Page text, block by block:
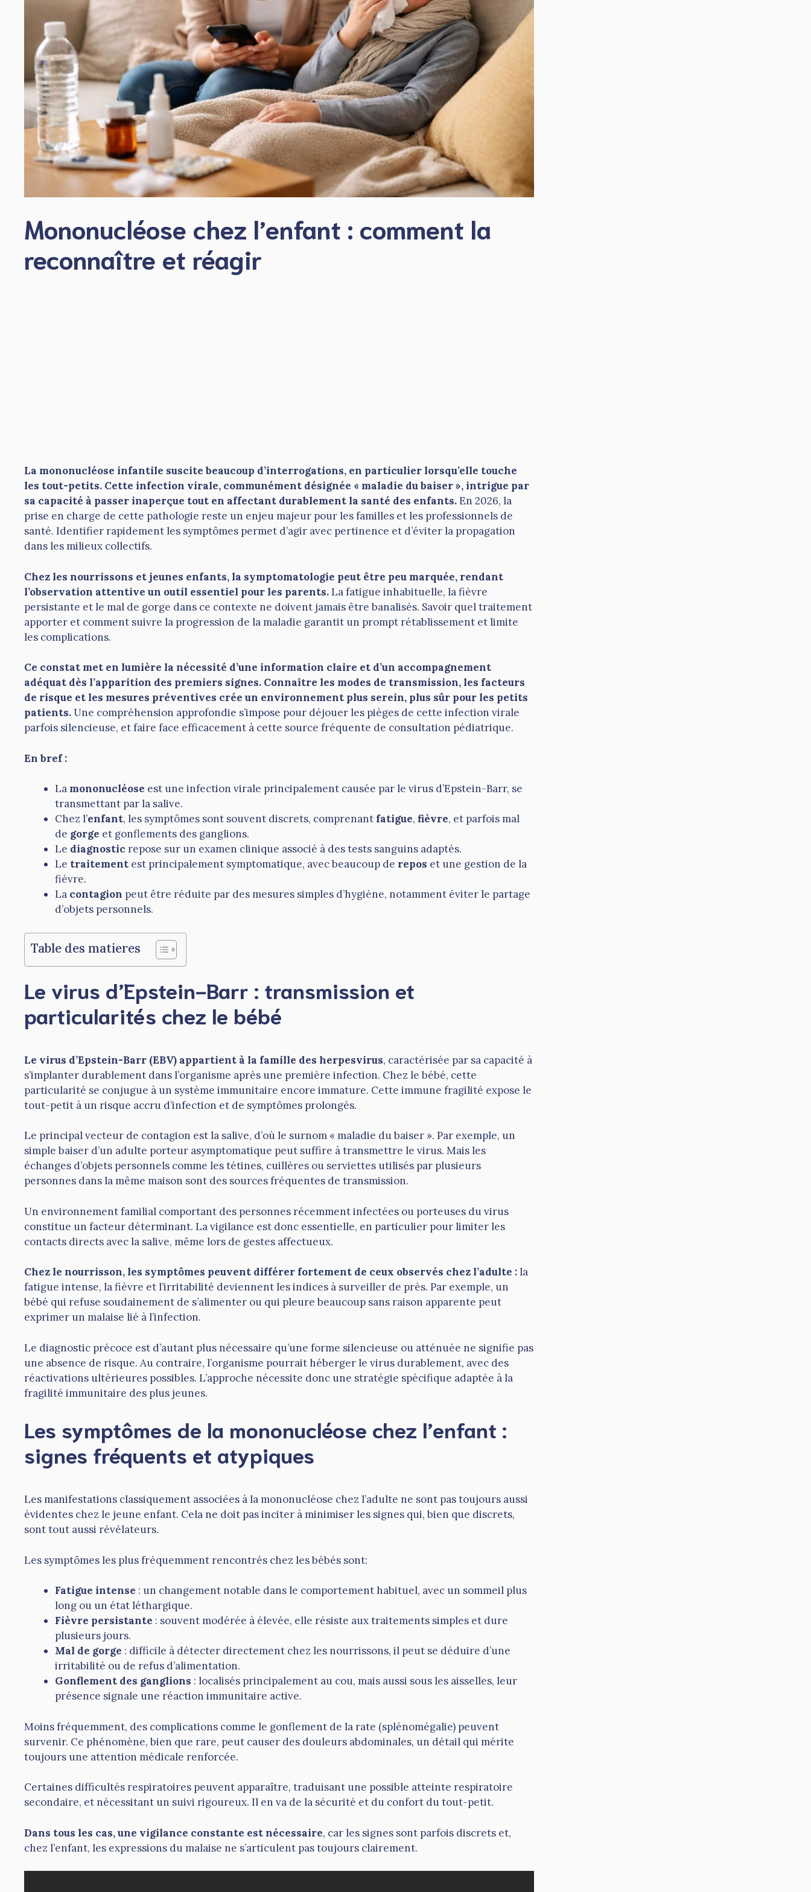
Mononucléose chez l’enfant : comment la
reconnaître et réagir
La mononucléose infantile suscite beaucoup d’interrogations, en particulier lorsqu’elle touche
les tout-petits. Cette infection virale, communément désignée « maladie du baiser », intrigue par
sa capacité à passer inaperçue tout en affectant durablement la santé des enfants.En 2026, la
prise en charge de cette pathologie reste un enjeu majeur pour les familles et les professionnels de
santé. Identifier rapidement les symptômes permet d’agir avec pertinence et d’éviter la propagation
dans les milieux collectifs.
Chez les nourrissons et jeunes enfants, la symptomatologie peut être peu marquée, rendant
l’observation attentive un outil essentiel pour les parents.La fatigue inhabituelle, la fièvre
persistante et le mal de gorge dans ce contexte ne doivent jamais être banalisés. Savoir quel traitement
apporter et comment suivre la progression de la maladie garantit un prompt rétablissement et limite
les complications.
Ce constat met en lumière la nécessité d’une information claire et d’un accompagnement
adéquat dès l’apparition des premiers signes. Connaître les modes de transmission, les facteurs
de risque et les mesures préventives crée un environnement plus serein, plus sûr pour les petits
patients.Une compréhension approfondie s’impose pour déjouer les pièges de cette infection virale
parfois silencieuse, et faire face efficacement à cette source fréquente de consultation pédiatrique.
En bref :
La mononucléose est une infection virale principalement causée par le virus d’Epstein-Barr, se
transmettant par la salive.
Chez l’enfant, les symptômes sont souvent discrets, comprenant fatigue, fièvre, et parfois mal
de gorge et gonflements des ganglions.
Le diagnostic repose sur un examen clinique associé à des tests sanguins adaptés.
Le traitement est principalement symptomatique, avec beaucoup de repos et une gestion de la
fièvre.
La contagion peut être réduite par des mesures simples d’hygiène, notamment éviter le partage
d’objets personnels.
Table des matieres
Le virus d’Epstein-Barr : transmission et
particularités chez le bébé
Le virus d’Epstein-Barr (EBV) appartient à la famille des herpesvirus, caractérisée par sa capacité à
s’implanter durablement dans l’organisme après une première infection. Chez le bébé, cette
particularité se conjugue à un système immunitaire encore immature. Cette immune fragilité expose le
tout-petit à un risque accru d’infection et de symptômes prolongés.
Le principal vecteur de contagion est la salive, d’où le surnom « maladie du baiser ». Par exemple, un
simple baiser d’un adulte porteur asymptomatique peut suffire à transmettre le virus. Mais les
échanges d’objets personnels comme les tétines, cuillères ou serviettes utilisés par plusieurs
personnes dans la même maison sont des sources fréquentes de transmission.
Un environnement familial comportant des personnes récemment infectées ou porteuses du virus
constitue un facteur déterminant. La vigilance est donc essentielle, en particulier pour limiter les
contacts directs avec la salive, même lors de gestes affectueux.
Chez le nourrisson, les symptômes peuvent différer fortement de ceux observés chez l’adulte :la
fatigue intense, la fièvre et l’irritabilité deviennent les indices à surveiller de près. Par exemple, un
bébé qui refuse soudainement de s’alimenter ou qui pleure beaucoup sans raison apparente peut
exprimer un malaise lié à l’infection.
Le diagnostic précoce est d’autant plus nécessaire qu’une forme silencieuse ou atténuée ne signifie pas
une absence de risque. Au contraire, l’organisme pourrait héberger le virus durablement, avec des
réactivations ultérieures possibles. L’approche nécessite donc une stratégie spécifique adaptée à la
fragilité immunitaire des plus jeunes.
Les symptômes de la mononucléose chez l’enfant :
signes fréquents et atypiques
Les manifestations classiquement associées à la mononucléose chez l’adulte ne sont pas toujours aussi
évidentes chez le jeune enfant. Cela ne doit pas inciter à minimiser les signes qui, bien que discrets,
sont tout aussi révélateurs.
Les symptômes les plus fréquemment rencontrés chez les bébés sont:
Fatigue intense : un changement notable dans le comportement habituel, avec un sommeil plus
long ou un état léthargique.
Fièvre persistante : souvent modérée à élevée, elle résiste aux traitements simples et dure
plusieurs jours.
Mal de gorge : difficile à détecter directement chez les nourrissons, il peut se déduire d’une
irritabilité ou de refus d’alimentation.
Gonflement des ganglions : localisés principalement au cou, mais aussi sous les aisselles, leur
présence signale une réaction immunitaire active.
Moins fréquemment, des complications comme le gonflement de la rate (splénomégalie) peuvent
survenir. Ce phénomène, bien que rare, peut causer des douleurs abdominales, un détail qui mérite
toujours une attention médicale renforcée.
Certaines difficultés respiratoires peuvent apparaître, traduisant une possible atteinte respiratoire
secondaire, et nécessitant un suivi rigoureux. Il en va de la sécurité et du confort du tout-petit.
Dans tous les cas, une vigilance constante est nécessaire, car les signes sont parfois discrets et,
chez l’enfant, les expressions du malaise ne s’articulent pas toujours clairement.